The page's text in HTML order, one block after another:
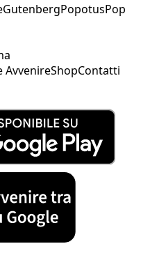
GutenbergPopotusPop
AvvenireShopContatti